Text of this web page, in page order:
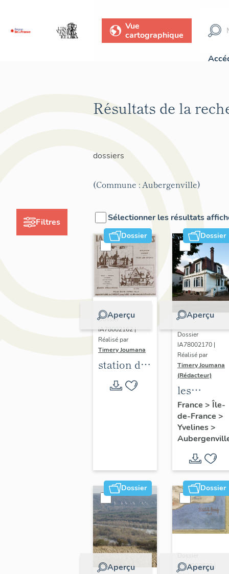
Vue
cartographique
Filtres
Résultats de la
dossiers
(Commune : Aubergenville)
Sélectionner les résultats
Dossier
Aperçu
Dossier
IA78002162 |
Réalisé par
Timery Joumana
station de
villégiature
d'Elisabethville
Dossier
Aperçu
Dossier
IA78002170 |
Réalisé par
Timery Joumana
(Rédacteur)
les
maisons
France > Île-
de-France >
Yvelines>
Dossier
Aperçu
Dossier
Aperçu
Dossier
IM78002639 |